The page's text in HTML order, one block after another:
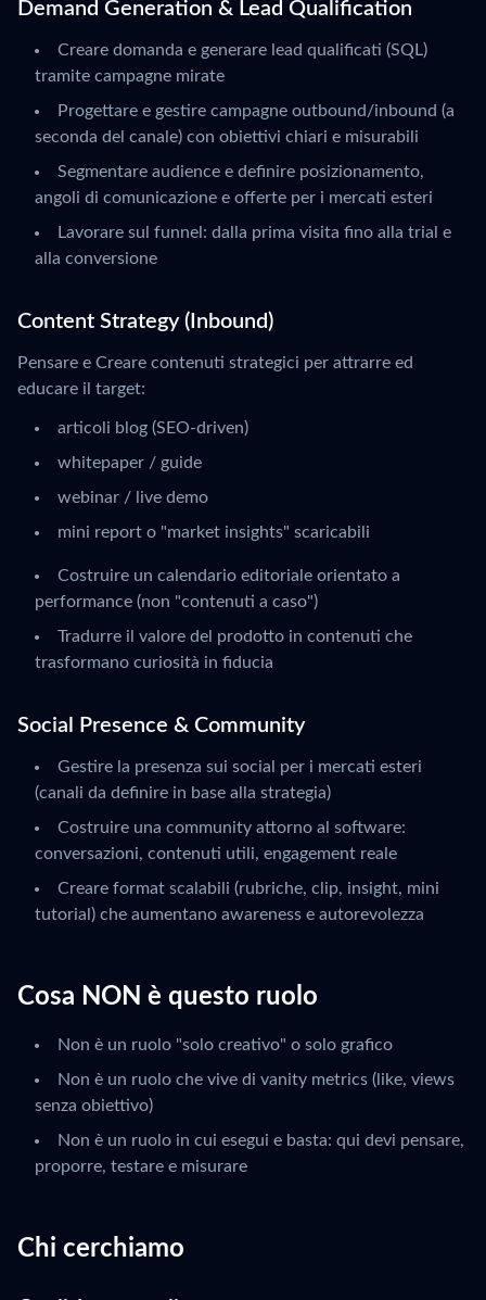
Demand Generation & Lead Qualification
Creare domanda e generare lead qualificati (SQL)
tramite campagne mirate
Progettare e gestire campagne outbound/inbound (a
seconda del canale) con obiettivi chiari e misurabili
Segmentare audience e definire posizionamento,
angoli di comunicazione e offerte per i mercati esteri
Lavorare sul funnel: dalla prima visita fino alla trial e
alla conversione
Content Strategy (Inbound)
Pensare e Creare contenuti strategici per attrarre ed
educare il target:
articoli blog (SEO-driven)
whitepaper / guide
webinar / live demo
mini report o "market insights" scaricabili
Costruire un calendario editoriale orientato a
performance (non "contenuti a caso")
Tradurre il valore del prodotto in contenuti che
trasformano curiosità in fiducia
Social Presence & Community
Gestire la presenza sui social per i mercati esteri
(canali da definire in base alla strategia)
Costruire una community attorno al software:
conversazioni, contenuti utili, engagement reale
Creare format scalabili (rubriche, clip, insight, mini
tutorial) che aumentano awareness e autorevolezza
Cosa NON è questo ruolo
Non è un ruolo "solo creativo" o solo grafico
Non è un ruolo che vive di vanity metrics (like, views
senza obiettivo)
Non è un ruolo in cui esegui e basta: qui devi pensare,
proporre, testare e misurare
Chi cerchiamo